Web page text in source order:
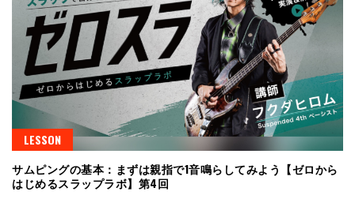
LESSON
サムピングの基本：まずは親指で1音鳴らしてみよう【ゼロから
はじめるスラップラボ】第4回